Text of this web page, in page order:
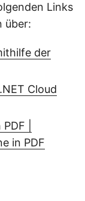
Links
über:
der
Cloud
|
in PDF